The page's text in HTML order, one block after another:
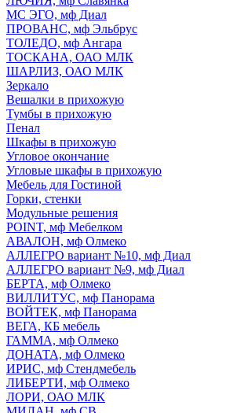
МС ЭГО, мф Диал
ПРОВАНС, мф Эльбрус
ТОЛЕДО, мф Ангара
ТОСКАНА, ОАО МЛК
ШАРЛИЗ, ОАО МЛК
Зеркало
Вешалки в прихожую
Тумбы в прихожую
Пенал
Шкафы в прихожую
Угловое окончание
Угловые шкафы в прихожую
Мебель для Гостиной
Горки, стенки
Модульные решения
POINT, мф Мебелком
АВАЛОН, мф Олмеко
АЛЛЕГРО вариант №10, мф Диал
АЛЛЕГРО вариант №9, мф Диал
БЕРТА, мф Олмеко
ВИЛЛИТУС, мф Панорама
ВОЙТЕК, мф Панорама
ВЕГА, КБ мебель
ГАММА, мф Олмеко
ДОНАТА, мф Олмеко
ИРИС, мф Стендмебель
ЛИБЕРТИ, мф Олмеко
ЛОРИ, ОАО МЛК